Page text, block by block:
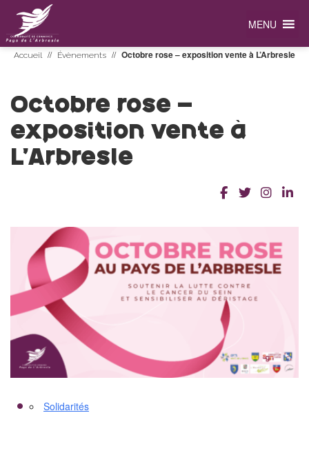
MENU
Accueil // Évènements // Octobre rose – exposition vente à L’Arbresle
Octobre rose –
exposition vente à
L’Arbresle
Solidarités